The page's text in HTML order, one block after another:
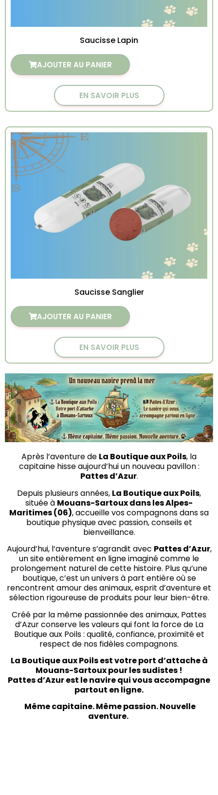
Saucisse Lapin
AJOUTER AU PANIER
EN SAVOIR PLUS
Saucisse Sanglier
AJOUTER AU PANIER
EN SAVOIR PLUS
Après l’aventure de La Boutique aux Poils, la
capitaine hisse aujourd’hui un nouveau pavillon :
Pattes d’Azur.
Depuis plusieurs années, La Boutique aux Poils,
située à Mouans-Sartoux dans les Alpes-
Maritimes (06), accueille vos compagnons dans sa
boutique physique avec passion, conseils et
bienveillance.
Aujourd’hui, l’aventure s’agrandit avec Pattes d’Azur,
un site entièrement en ligne imaginé comme le
prolongement naturel de cette histoire. Plus qu’une
boutique, c’est un univers à part entière où se
rencontrent amour des animaux, esprit d’aventure et
sélection rigoureuse de produits pour leur bien-être.
Créé par la même passionnée des animaux, Pattes
d’Azur conserve les valeurs qui font la force de La
Boutique aux Poils : qualité, confiance, proximité et
respect de nos fidèles compagnons.
La Boutique aux Poils est votre port d’attache à
Mouans-Sartoux pour les sudistes !
Pattes d’Azur est le navire qui vous accompagne
partout en ligne.
Même capitaine. Même passion. Nouvelle
aventure.